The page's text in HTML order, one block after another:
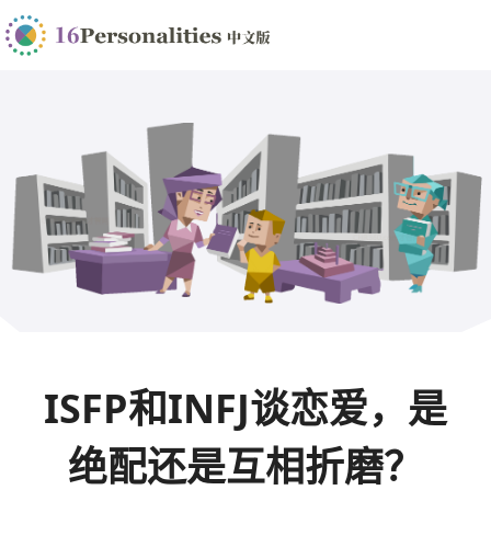
ISFP和INFJ谈恋爱，是
绝配还是互相折磨？